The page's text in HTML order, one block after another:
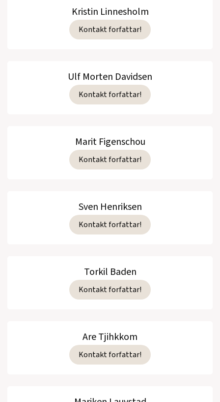
Kristin Linnesholm
Kontakt forfattar!
Ulf Morten Davidsen
Kontakt forfattar!
Marit Figenschou
Kontakt forfattar!
Sven Henriksen
Kontakt forfattar!
Torkil Baden
Kontakt forfattar!
Are Tjihkkom
Kontakt forfattar!